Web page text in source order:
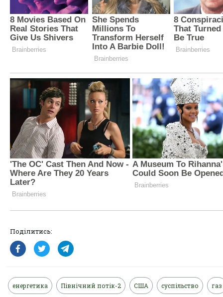
Поділитись:
енергетика Північний потік-2 США суспільство газ